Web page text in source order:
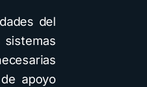
del
apoyo